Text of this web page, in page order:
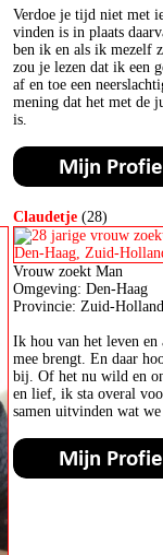
Verdoe je tijd niet met
vinden is in plaats
ben ik en als ik mezelf
zou je lezen dat ik een
af en toe een
mening dat het met de
is.
Claudetje (28)
Vrouw zoekt Man
Omgeving: Den-Haag
Provincie: Zuid-Holland
Ik hou van het leven en
mee brengt. En daar
bij. Of het nu wild en
en lief, ik sta overal
samen uitvinden wat